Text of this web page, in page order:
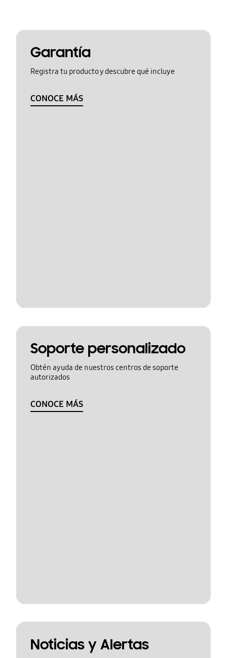
Garantía
Registra tu producto y descubre qué incluye
CONOCE MÁS
Soporte personalizado
Obtén ayuda de nuestros centros de soporte
autorizados
CONOCE MÁS
Noticias y Alertas